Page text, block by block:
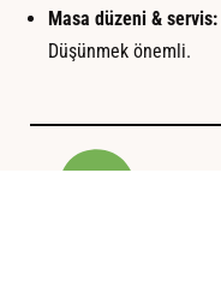
Masa düzeni & servis:
Düşünmek önemli.